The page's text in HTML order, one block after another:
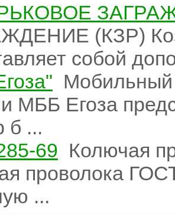
(КЗР)
собой
Мобильный
МББ Егоза
б ...
69 Колючая
проволока
...